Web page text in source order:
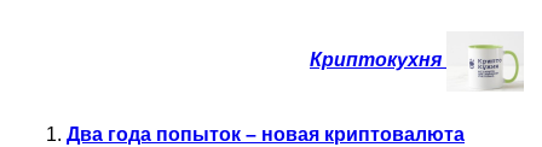
Криптокухня
Два года попыток – новая криптовалюта